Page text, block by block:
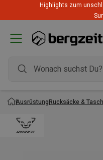
Highlights zum
AusrüstungRucksäcke &